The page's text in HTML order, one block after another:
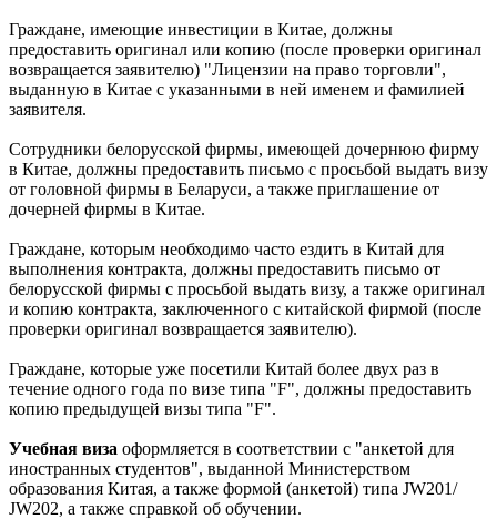
Граждане, имеющие инвестиции в Китае, должны
предоставить оригинал или копию (после проверки оригинал
возвращается заявителю) "Лицензии на право торговли",
выданную в Китае с указанными в ней именем и фамилией
заявителя.
Сотрудники белорусской фирмы, имеющей дочернюю фирму
в Китае, должны предоставить письмо с просьбой выдать визу
от головной фирмы в Беларуси, а также приглашение от
дочерней фирмы в Китае.
Граждане, которым необходимо часто ездить в Китай для
выполнения контракта, должны предоставить письмо от
белорусской фирмы с просьбой выдать визу, а также оригинал
и копию контракта, заключенного с китайской фирмой (после
проверки оригинал возвращается заявителю).
Граждане, которые уже посетили Китай более двух раз в
течение одного года по визе типа "F", должны предоставить
копию предыдущей визы типа "F".
Учебная виза оформляется в соответствии с "анкетой для
иностранных студентов", выданной Министерством
образования Китая, а также формой (анкетой) типа JW201/
JW202, а также справкой об обучении.